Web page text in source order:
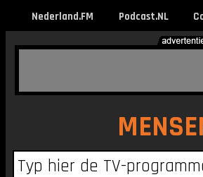
Nederland.FM Podcast.NL